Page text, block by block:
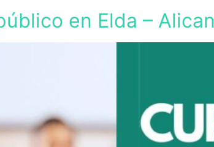
en Elda –